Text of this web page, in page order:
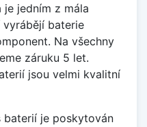
jedním z mála
baterie
Na všechny
záruku 5 let.
jsou velmi kvalitní
baterií je poskytován